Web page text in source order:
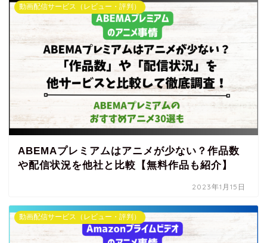
動画配信サービス（レビュー・評判）
ABEMAプレミアムはアニメが少ない？作品数
や配信状況を他社と比較【無料作品も紹介】
2023年1月15日
動画配信サービス（レビュー・評判）